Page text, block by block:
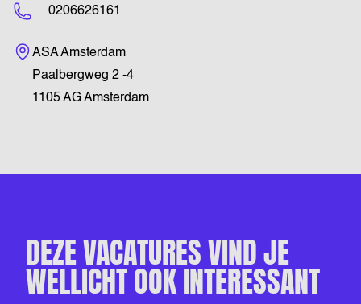
0206626161
Bezoekadres
ASA Amsterdam
Paalbergweg 2 -4
1105 AG Amsterdam
DEZE VACATURES VIND JE
WELLICHT OOK INTERESSANT